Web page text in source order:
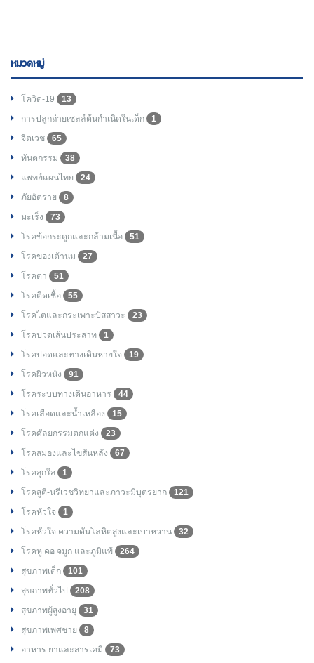
หมวดหมู่
โควิด-19
13
การปลูกถ่ายเซลล์ต้นกำเนิดในเด็ก
1
จิตเวช
65
ทันตกรรม
38
แพทย์แผนไทย
24
ภัยอัตราย
8
มะเร็ง
73
โรคข้อกระดูกและกล้ามเนื้อ
51
โรคของเต้านม
27
โรคตา
51
โรคติดเชื้อ
55
โรคไตและกระเพาะปัสสาวะ
23
โรคปวดเส้นประสาท
1
โรคปอดและทางเดินหายใจ
19
โรคผิวหนัง
91
โรคระบบทางเดินอาหาร
44
โรคเลือดและน้ำเหลือง
15
โรคศัลยกรรมตกแต่ง
23
โรคสมองและไขสันหลัง
67
โรคสุกใส
1
โรคสูติ-นรีเวชวิทยาและภาวะมีบุตรยาก
121
โรคหัวใจ
1
โรคหัวใจ ความดันโลหิตสูงและเบาหวาน
32
โรคหู คอ จมูก และภูมิแพ้
264
สุขภาพเด็ก
101
สุขภาพทั่วไป
208
สุขภาพผู้สูงอายุ
31
สุขภาพเพศชาย
8
อาหาร ยาและสารเคมี
73